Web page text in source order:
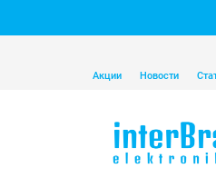
Акции Новости